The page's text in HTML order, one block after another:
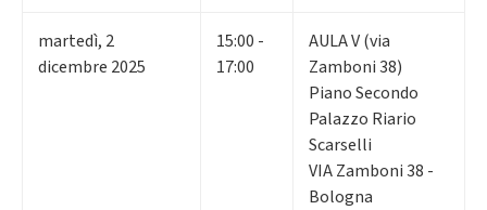
martedì, 2
dicembre 2025
15:00 -
17:00
AULA V (via
Zamboni 38)
Piano Secondo
Palazzo Riario
Scarselli
VIA Zamboni 38 -
Bologna